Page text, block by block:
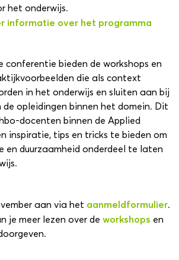
het onderwijs.
informatie over het programma
conferentie bieden de workshops en
die als context
in het onderwijs en sluiten aan bij
de opleidingen binnen het domein. Dit
docenten binnen de Applied
inspiratie, tips en tricks te bieden om
en duurzaamheid onderdeel te laten
aan via het aanmeldformulier.
je meer lezen over de workshops en